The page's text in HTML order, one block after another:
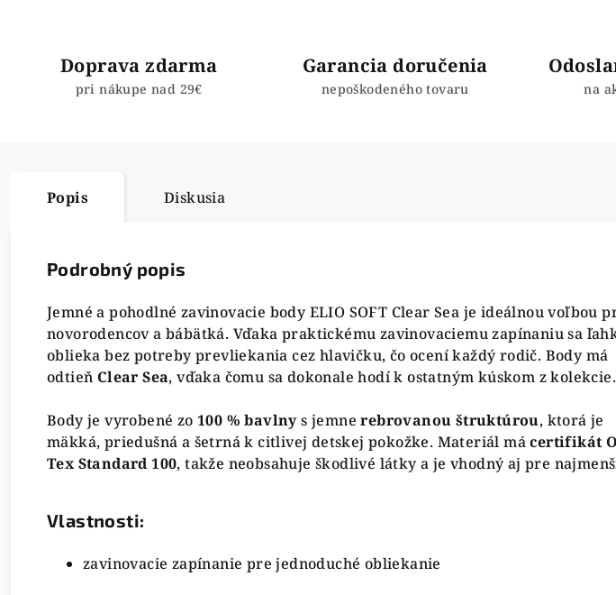
Doprava zdarma
pri nákupe nad 29€
Garancia doručenia
nepoškodeného tovaru na
Popis Diskusia
Podrobný popis
Jemné a pohodlné zavinovacie body ELIO SOFT Clear Sea je ideálnou voľbou
novorodencov a bábätká. Vďaka praktickému zavinovaciemu zapínaniu sa
oblieka bez potreby prevliekania cez hlavičku, čo ocení každý rodič. Body má
odtieň Clear Sea, vďaka čomu sa dokonale hodí k ostatným kúskom z kolekcie.
Body je vyrobené zo 100 % bavlnys jemnerebrovanou štruktúrou, ktorá je
mäkká, priedušná a šetrná k citlivej detskej pokožke. Materiál mácertifikát
Tex Standard 100, takže neobsahuje škodlivé látky a je vhodný aj pre
Vlastnosti:
zavinovacie zapínanie pre jednoduché obliekanie